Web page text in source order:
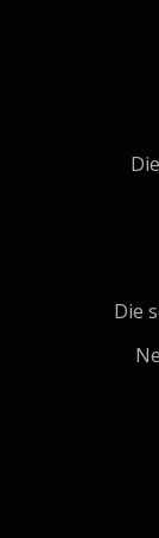
Die